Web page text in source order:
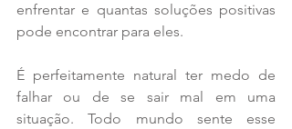
enfrentar e quantas soluções positivas
pode encontrar para eles.
É perfeitamente natural ter medo de
falhar ou de se sair mal em uma
situação. Todo mundo sente esse